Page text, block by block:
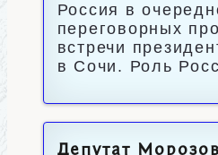
Россия в
переговорных
встречи
в Сочи. Роль
Депутат